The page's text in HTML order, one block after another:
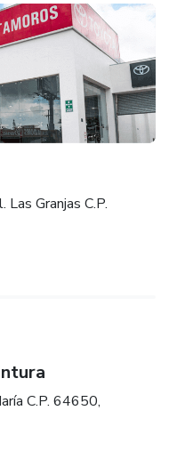
Granjas C.P.
C.P. 64650,